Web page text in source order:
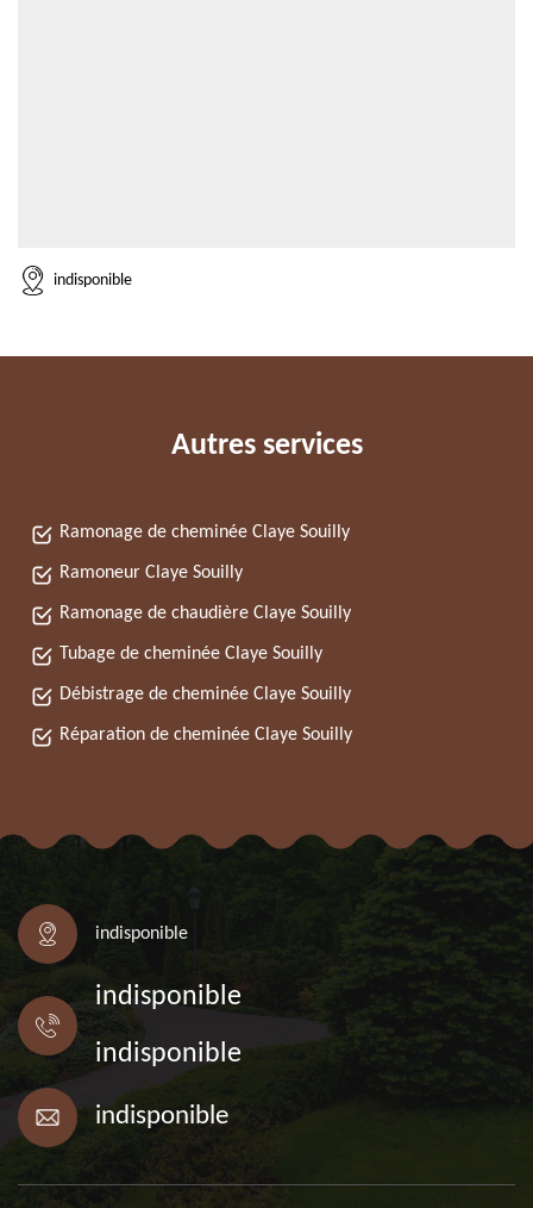
indisponible
Autres services
Ramonage de cheminée Claye Souilly
Ramoneur Claye Souilly
Ramonage de chaudière Claye Souilly
Tubage de cheminée Claye Souilly
Débistrage de cheminée Claye Souilly
Réparation de cheminée Claye Souilly
indisponible
indisponible
indisponible
indisponible